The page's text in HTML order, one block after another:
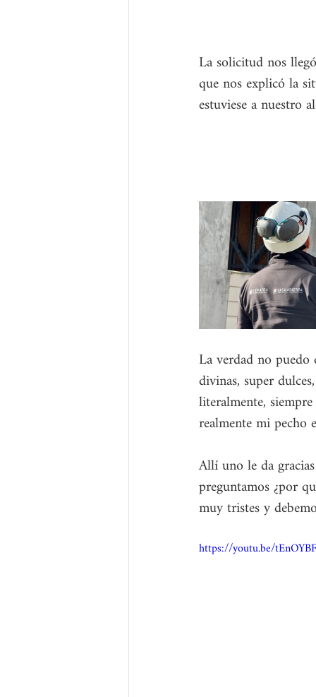
La solicitud nos
que nos explicó la
estuviese a nuestro
La verdad no
divinas, super
literalmente,
realmente mi pecho
Allí uno le da
preguntamos ¿por
muy tristes y
https://youtu.be/